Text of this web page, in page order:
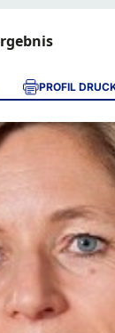
PROFIL